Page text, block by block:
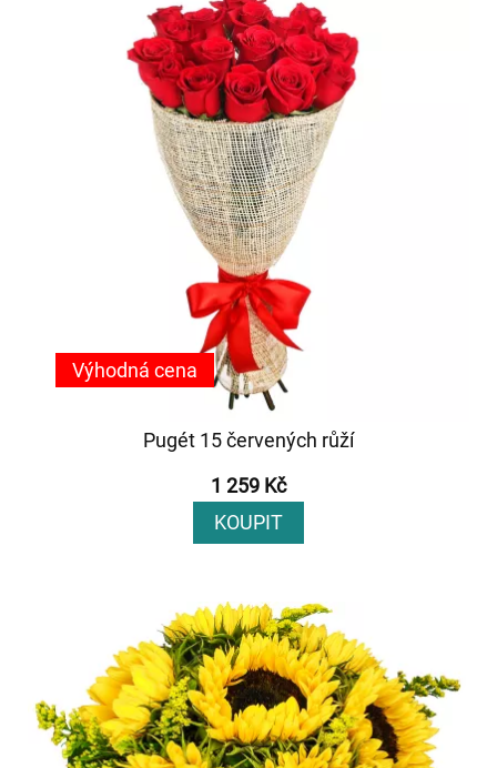
Pugét 15 červených růží
1 259 Kč
KOUPIT
Výhodná cena